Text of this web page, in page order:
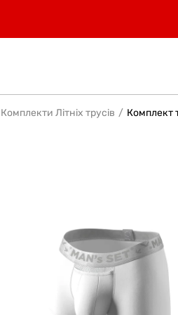
Комплекти Літніх трусів Комплект